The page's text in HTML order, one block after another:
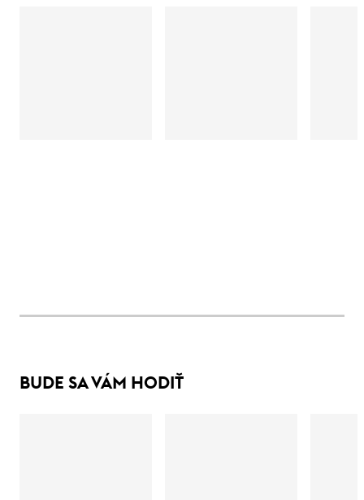
BUDE SA VÁM HODIŤ